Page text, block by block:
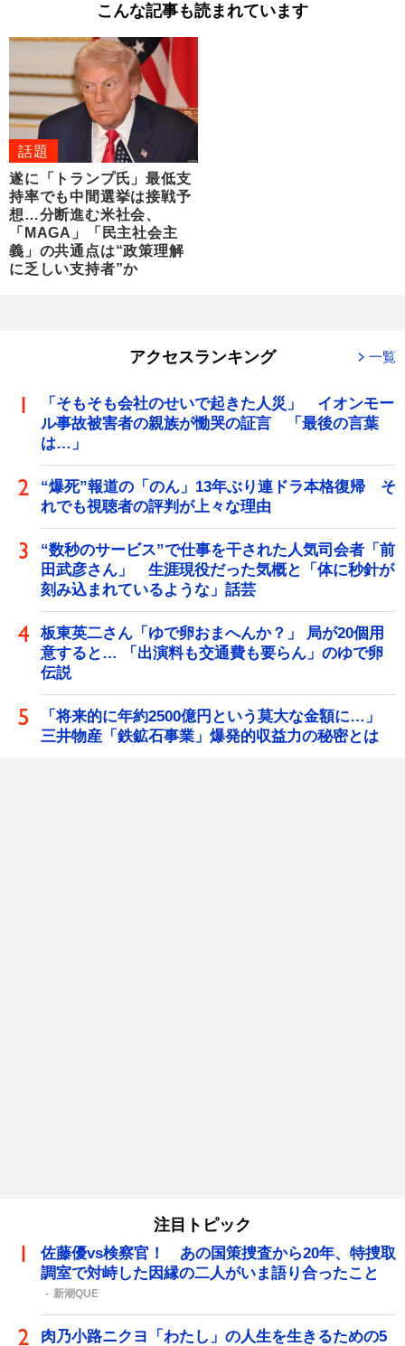
こんな記事も読まれています
話題
遂に「トランプ氏」最低支
持率でも中間選挙は接戦予
想…分断進む米社会、
「MAGA」「民主社会主
義」の共通点は“政策理解
に乏しい支持者”か
アクセスランキング 一覧
「そもそも会社のせいで起きた人災」 イオンモー
ル事故被害者の親族が慟哭の証言 「最後の言葉
は…」
“爆死”報道の「のん」13年ぶり連ドラ本格復帰 そ
れでも視聴者の評判が上々な理由
“数秒のサービス”で仕事を干された人気司会者「前
田武彦さん」 生涯現役だった気概と「体に秒針が
刻み込まれているような」話芸
板東英二さん「ゆで卵おまへんか？」 局が20個用
意すると… 「出演料も交通費も要らん」のゆで卵
伝説
「将来的に年約2500億円という莫大な金額に…」
三井物産「鉄鉱石事業」爆発的収益力の秘密とは
注目トピック
佐藤優vs検察官！ あの国策捜査から20年、特捜取
調室で対峙した因縁の二人がいま語り合ったこと
新潮QUE
肉乃小路ニクヨ「わたし」の人生を生きるための5